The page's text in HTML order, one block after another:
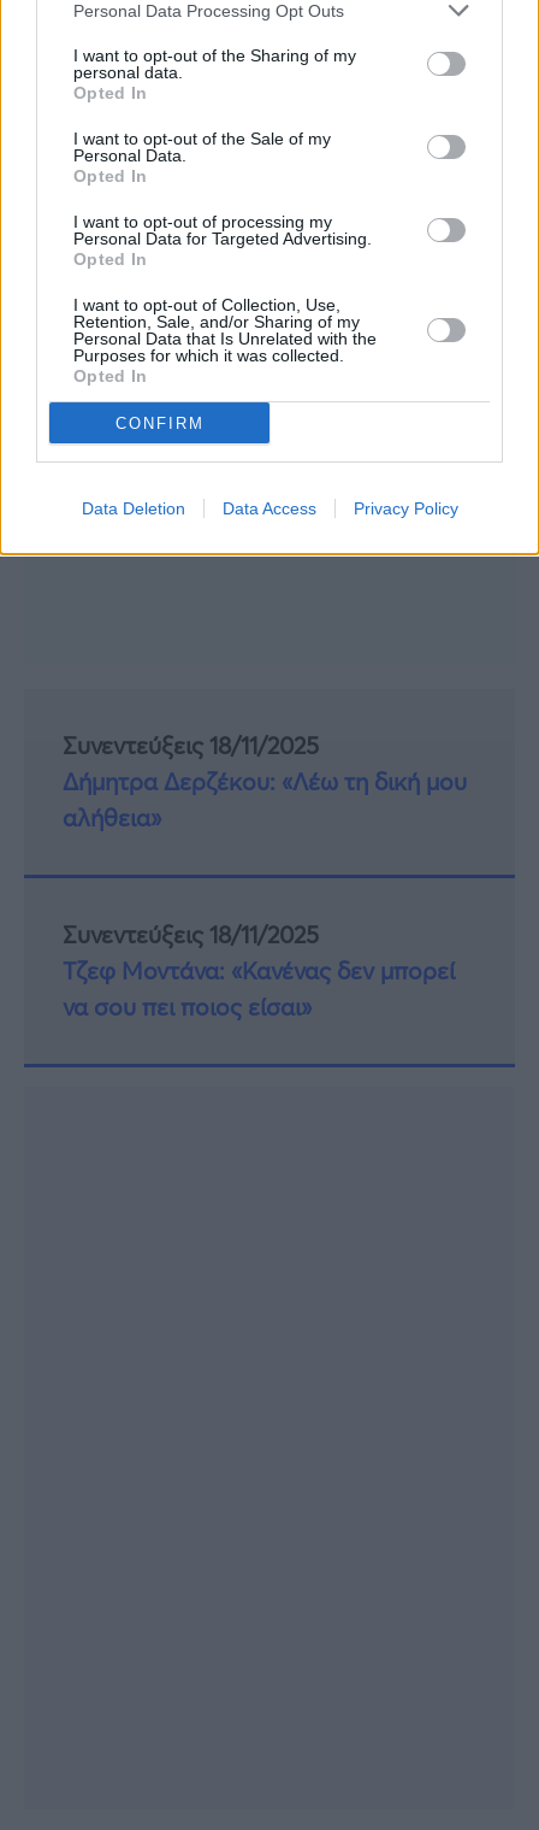
Personal Data Processing Opt Outs
I want to opt-out of the Sharing of my
personal data.
Opted In
I want to opt-out of the Sale of my
Personal Data.
Opted In
I want to opt-out of processing my
Personal Data for Targeted Advertising.
Opted In
I want to opt-out of Collection, Use,
Retention, Sale, and/or Sharing of my
Personal Data that Is Unrelated with the
Purposes for which it was collected.
Opted In
CONFIRM
Data Deletion Data Access Privacy Policy
Συνεντεύξεις 18/11/2025
Δήμητρα Δερζέκου: «Λέω τη δική μου
αλήθεια»
Συνεντεύξεις 18/11/2025
Τζεφ Μοντάνα: «Κανένας δεν μπορεί
να σου πει ποιος είσαι»